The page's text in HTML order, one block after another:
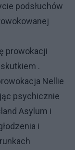
podsłuchów
prowokacji
.
Nellie
psychicznie
Asylum i
i